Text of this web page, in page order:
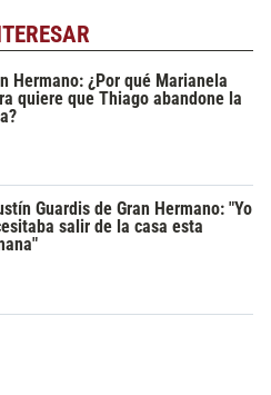
Hermano: ¿Por qué Marianela
quiere que Thiago abandone la
Guardis de Gran Hermano: "Yo
salir de la casa esta